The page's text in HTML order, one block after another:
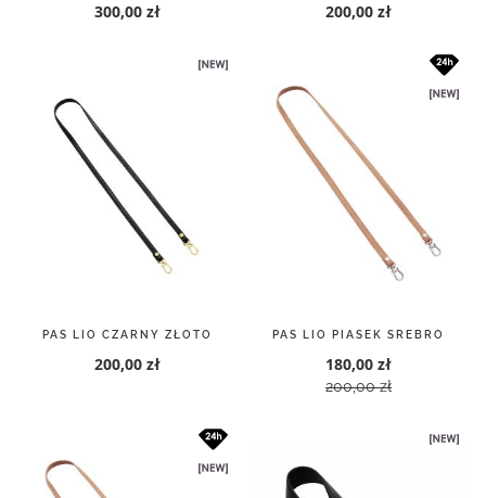
300,00 zł 200,00 zł
PAS LIO CZARNY ZŁOTO
200,00 zł
PAS LIO PIASEK SREBRO
180,00 zł
200,00 zł